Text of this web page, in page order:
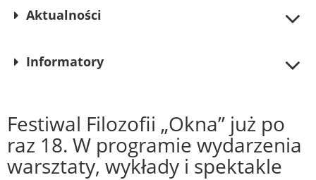
Aktualności
Informatory
Festiwal Filozofii „Okna” już po
raz 18. W programie wydarzenia
warsztaty, wykłady i spektakle